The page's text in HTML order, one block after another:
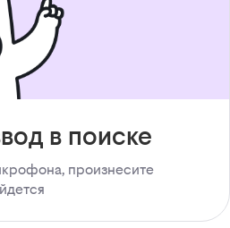
в поиске
произнесите